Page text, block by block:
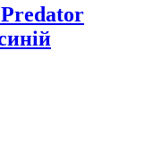
Predator